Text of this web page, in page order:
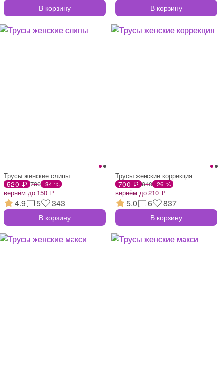
В корзину В корзину
Трусы женские слипы
520 ₽ 790 -34 %
вернём до 150 ₽
4.9 5 343
В корзину
Трусы женские коррекция
700 ₽ 940 -26 %
вернём до 210 ₽
5.0 6 837
В корзину